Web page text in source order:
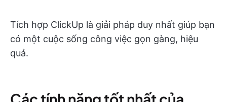
Tích hợp ClickUp là giải pháp duy nhất giúp bạn
có một cuộc sống công việc gọn gàng, hiệu
quả.